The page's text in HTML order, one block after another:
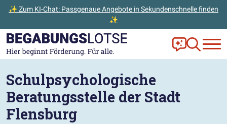
✨ Zum KI-Chat: Passgenaue Angebote in Sekundenschnelle finden
✨
Zum Hauptinhalt der Seite springen
Zur Startseite gehen Frag Ella!
Zur
Schulpsychologische
Beratungsstelle der Stadt
Flensburg